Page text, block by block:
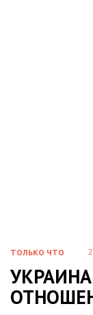
ТОЛЬКО ЧТО